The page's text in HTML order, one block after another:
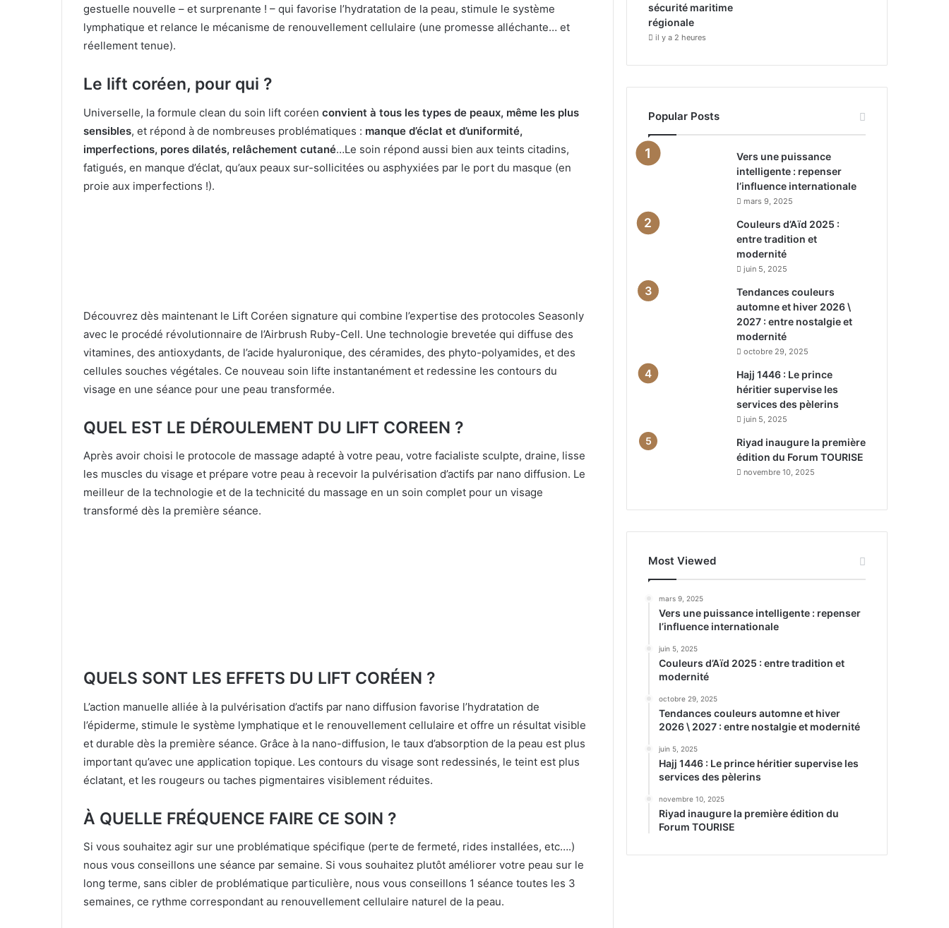
gestuelle nouvelle – et surprenante ! – qui favorise l’hydratation de la peau, stimule le système
lymphatique et relance le mécanisme de renouvellement cellulaire (une promesse alléchante… et
réellement tenue).
Le lift coréen, pour qui ?
Universelle, la formule clean du soin lift coréen convient à tous les types de peaux, même les plus
sensibles, et répond à de nombreuses problématiques : manque d’éclat et d’uniformité,
imperfections, pores dilatés, relâchement cutané…Le soin répond aussi bien aux teints citadins,
fatigués, en manque d’éclat, qu’aux peaux sur-sollicitées ou asphyxiées par le port du masque (en
proie aux imperfections !).
Découvrez dès maintenant le Lift Coréen signature qui combine l’expertise des protocoles Seasonly
avec le procédé révolutionnaire de l’Airbrush Ruby-Cell. Une technologie brevetée qui diffuse des
vitamines, des antioxydants, de l’acide hyaluronique, des céramides, des phyto-polyamides, et des
cellules souches végétales. Ce nouveau soin lifte instantanément et redessine les contours du
visage en une séance pour une peau transformée.
QUEL EST LE DÉROULEMENT DU LIFT COREEN ?
Après avoir choisi le protocole de massage adapté à votre peau, votre facialiste sculpte, draine, lisse
les muscles du visage et prépare votre peau à recevoir la pulvérisation d’actifs par nano diffusion. Le
meilleur de la technologie et de la technicité du massage en un soin complet pour un visage
transformé dès la première séance.
QUELS SONT LES EFFETS DU LIFT CORÉEN ?
L’action manuelle alliée à la pulvérisation d’actifs par nano diffusion favorise l’hydratation de
l’épiderme, stimule le système lymphatique et le renouvellement cellulaire et offre un résultat visible
et durable dès la première séance. Grâce à la nano-diffusion, le taux d’absorption de la peau est plus
important qu’avec une application topique. Les contours du visage sont redessinés, le teint est plus
éclatant, et les rougeurs ou taches pigmentaires visiblement réduites.
À QUELLE FRÉQUENCE FAIRE CE SOIN ?
Si vous souhaitez agir sur une problématique spécifique (perte de fermeté, rides installées, etc….)
nous vous conseillons une séance par semaine. Si vous souhaitez plutôt améliorer votre peau sur le
long terme, sans cibler de problématique particulière, nous vous conseillons 1 séance toutes les 3
semaines, ce rythme correspondant au renouvellement cellulaire naturel de la peau.
sécurité maritime
régionale
il y a 2 heures
Popular Posts
Vers une puissance
intelligente : repenser
l’influence internationale
mars 9, 2025
Couleurs d’Aïd 2025 :
entre tradition et
modernité
juin 5, 2025
Tendances couleurs
automne et hiver 2026 \
2027 : entre nostalgie et
modernité
octobre 29, 2025
Hajj 1446 : Le prince
héritier supervise les
services des pèlerins
juin 5, 2025
Riyad inaugure la première
édition du Forum TOURISE
novembre 10, 2025
Most Viewed
mars 9, 2025
Vers une puissance intelligente : repenser
l’influence internationale
juin 5, 2025
Couleurs d’Aïd 2025 : entre tradition et
modernité
octobre 29, 2025
Tendances couleurs automne et hiver
2026 \ 2027 : entre nostalgie et modernité
juin 5, 2025
Hajj 1446 : Le prince héritier supervise les
services des pèlerins
novembre 10, 2025
Riyad inaugure la première édition du
Forum TOURISE